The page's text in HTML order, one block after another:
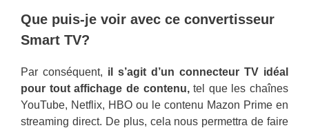
Que puis-je voir avec ce convertisseur
Smart TV?
Par conséquent, il s’agit d’un connecteur TV idéal
pour tout affichage de contenu,tel que les chaînes
YouTube, Netflix, HBO ou le contenu Mazon Prime en
streaming direct. De plus, cela nous permettra de faire